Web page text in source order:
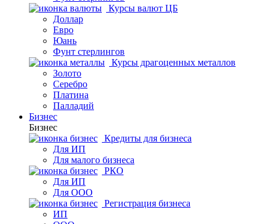
Курсы валют ЦБ
Доллар
Евро
Юань
Фунт стерлингов
Курсы драгоценных металлов
Золото
Серебро
Платина
Палладий
Бизнес
Бизнес
Кредиты для бизнеса
Для ИП
Для малого бизнеса
РКО
Для ИП
Для ООО
Регистрация бизнеса
ИП